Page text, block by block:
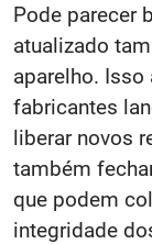
Pode parecer
atualizado
aparelho. Isso
fabricantes
liberar novos
também
que podem
integridade